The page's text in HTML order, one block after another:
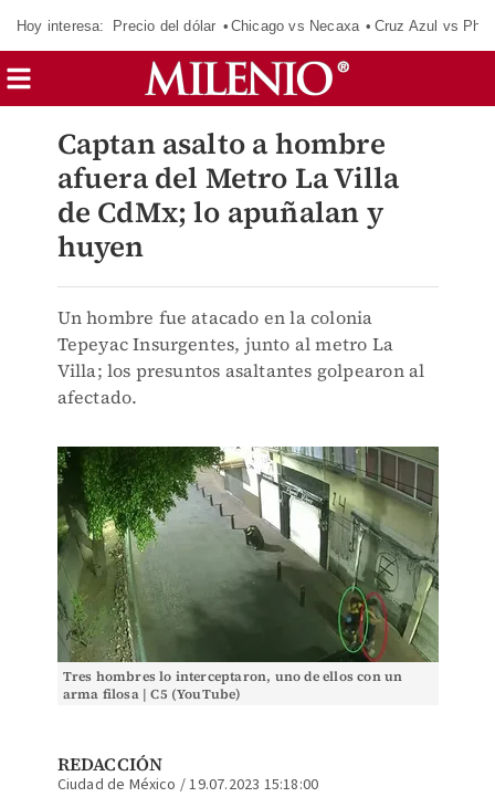
Hoy interesa: Precio del dólar Chicago vs Necaxa Cruz Azul vs
Captan asalto a hombre
afuera del Metro La Villa
de CdMx; lo apuñalan y
huyen
Un hombre fue atacado en la colonia
Tepeyac Insurgentes, junto al metro La
Villa; los presuntos asaltantes golpearon al
afectado.
Tres hombres lo interceptaron, uno de ellos con un
arma filosa | C5 (YouTube)
REDACCIÓN
Ciudad de México /19.07.2023 15:18:00